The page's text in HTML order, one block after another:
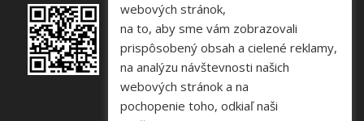
webových stránok,
na to, aby sme vám zobrazovali
prispôsobený obsah a cielené reklamy,
na analýzu návštevnosti našich
webových stránok a na
pochopenie toho, odkiaľ naši